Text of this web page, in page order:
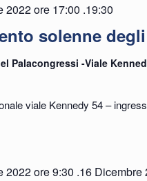
solenne
2022 ore 17:00 .19:30
Palacongressi -Viale
viale Kennedy 54 –
2022 ore 9:30 .16 Dicembre